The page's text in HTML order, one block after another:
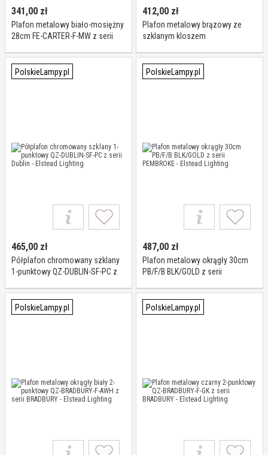
341,00 zł
Plafon metalowy biało-mosiężny
28cm FE-CARTER-F-MW z serii
412,00 zł
Plafon metalowy brązowy ze
szklanym kloszem
Elstead Lighting
PolskieLampy.pl
465,00 zł
Półplafon chromowany szklany
1-punktowy QZ-DUBLIN-SF-PC z
PolskieLampy.pl
487,00 zł
Plafon metalowy okrągły 30cm
PB/F/B BLK/GOLD z serii
PolskieLampy.pl PolskieLampy.pl